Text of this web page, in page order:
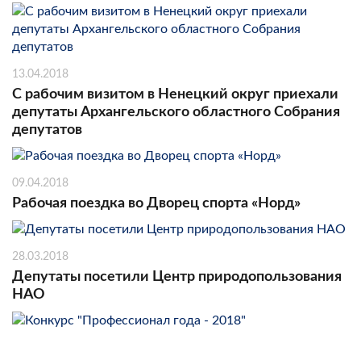
13.04.2018
С рабочим визитом в Ненецкий округ приехали
депутаты Архангельского областного Собрания
депутатов
09.04.2018
Рабочая поездка во Дворец спорта «Норд»
28.03.2018
Депутаты посетили Центр природопользования
НАО